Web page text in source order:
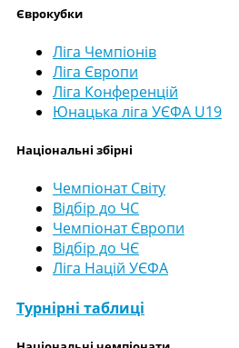
Єврокубки
Ліга Чемпіонів
Ліга Європи
Ліга Конференцій
Юнацька ліга УЄФА U19
Національні збірні
Чемпіонат Світу
Відбір до ЧС
Чемпіонат Європи
Відбір до ЧЄ
Ліга Націй УЄФА
Турнірні таблиці